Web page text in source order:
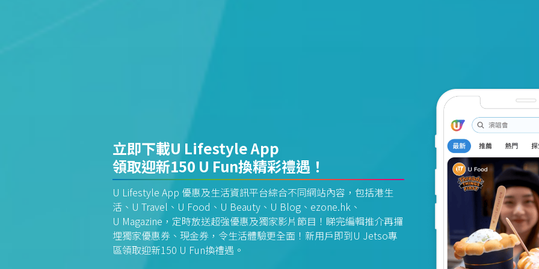
立即下載U Lifestyle App
領取迎新150 U Fun換精彩禮遇！
U Lifestyle App 優惠及生活資訊平台綜合不同網站內容，包括港生
活、U Travel、U Food、U Beauty、U Blog、ezone.hk、
U Magazine，定時放送超強優惠及獨家影片節目！睇完編輯推介再攞
埋獨家優惠券、現金券，令生活體驗更全面！新用戶即到U Jetso專
區領取迎新150 U Fun換禮遇。